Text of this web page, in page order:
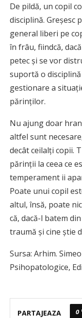
De pildă, un copil
disciplină. Greşesc
general liberi pe
în frâu, fiindcă,
petec şi se vor
suportă o
gestionare a
părinţilor.
Nu ajung doar
altfel sunt
decât ceilalţi copii.
părinţii la ceea ce
temperament ii
Poate unui copil
altul, însă, poate
că, dacă-l batem
traumă şi cine ştie
Sursa: Arhim.
Psihopatologice,
PARTAJEAZA 0